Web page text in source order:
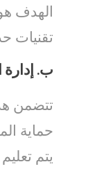
الهدف
تقنيات
ب. إدارة
تتضمن
حماية
يتم